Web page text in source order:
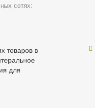
сетях:
товаров в
для